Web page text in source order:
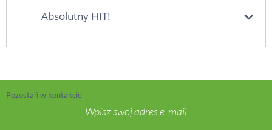
Absolutny HIT!
Pozostań w kontakcie
Wpisz swój adres e-mail